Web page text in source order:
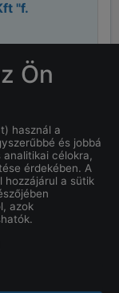
"f.
Cirella
Kft
Ön
használ a
és jobbá
célokra,
érdekében. A
hozzájárul a sütik
azok